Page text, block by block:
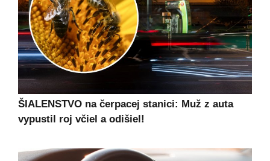
ŠIALENSTVO na čerpacej stanici: Muž z auta
vypustil roj včiel a odišiel!